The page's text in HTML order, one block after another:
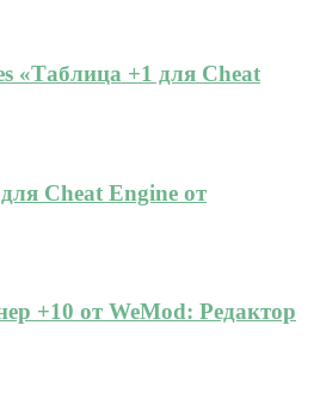
«Таблица +1 для Cheat
Cheat Engine от
+10 от WeMod: Редактор